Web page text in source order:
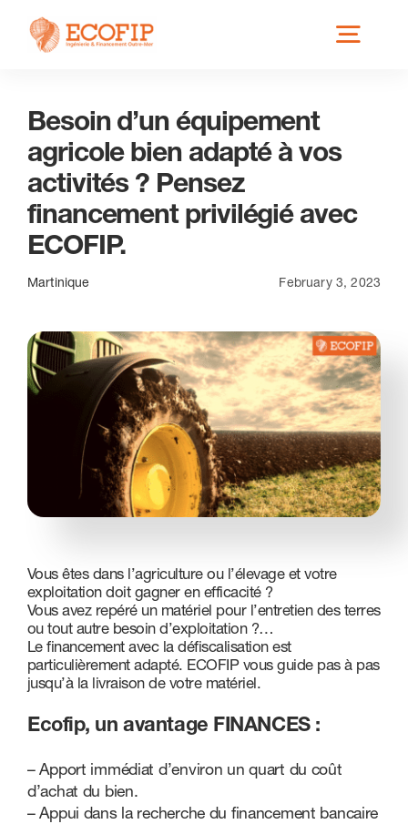
Skip
Qui est ECOFIP ?
Nos Services
Actus
Nous contacter
Besoin d’un équipement
agricole bien adapté à vos
activités ? Pensez
financement privilégié avec
ECOFIP.
Martinique February 3, 2023
Vous êtes dans l’agriculture ou l’élevage et votre
exploitation doit gagner en efficacité ?
Vous avez repéré un matériel pour l’entretien des terres
ou tout autre besoin d’exploitation ?…
Le financement avec la défiscalisation est
particulièrement adapté. ECOFIP vous guide pas à pas
jusqu’à la livraison de votre matériel.
Ecofip, un avantage FINANCES :
– Apport immédiat d’environ un quart du coût
d’achat du bien.
– Appui dans la recherche du financement bancaire